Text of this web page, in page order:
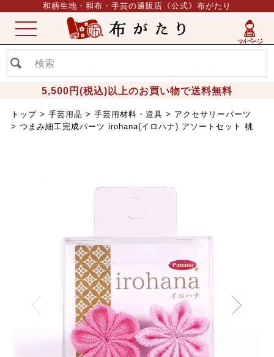
和柄生地・和布・手芸の通販店《公式》布がたり
5,500円(税込)以上のお買い物で送料無料
ME
NU
トップ 手芸用品 手芸用材料・道具
アクセサリーパーツ
つまみ細工完成パーツ irohana(イロハナ) アソートセット 桃